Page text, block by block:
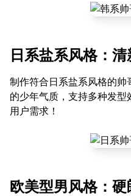
日系盐系风格：
制作符合日系盐系风格的
的少年气质，支持多种发
用户需求！
欧美型男风格：